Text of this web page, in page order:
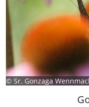
© Sr. Gonzaga